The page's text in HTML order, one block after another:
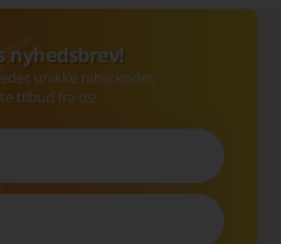
nyhedsbrev!
unikke rabatkoder,
tilbud fra os!